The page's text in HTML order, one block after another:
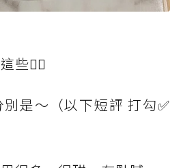
些👇🏻
是～（以下短評 打勾✅